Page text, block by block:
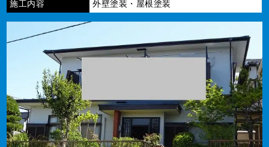
施工内容 外壁塗装・屋根塗装